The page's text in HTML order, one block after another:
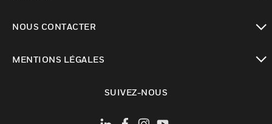
NOUS CONTACTER
MENTIONS LÉGALES
SUIVEZ-NOUS